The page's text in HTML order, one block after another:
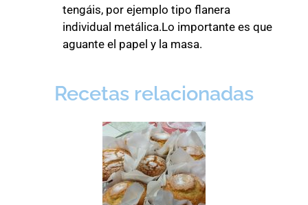
tengáis, por ejemplo tipo flanera
individual metálica.Lo importante es que
aguante el papel y la masa.
Recetas relacionadas